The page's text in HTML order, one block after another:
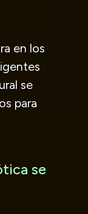
en los
se
para
se